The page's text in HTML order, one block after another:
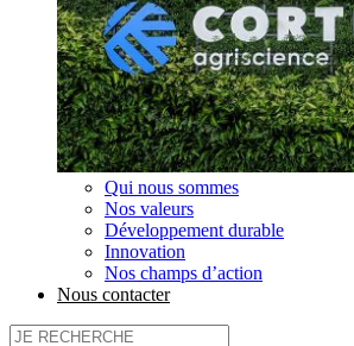
Qui nous sommes
Nos valeurs
Développement durable
Innovation
Nos champs d’action
Nous contacter